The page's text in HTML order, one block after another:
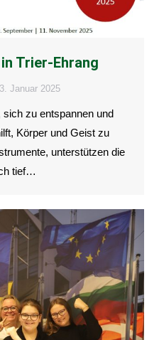
Trier-Ehrang
Januar 2025
sich zu entspannen und
Körper und Geist zu
unterstützen die
tief…